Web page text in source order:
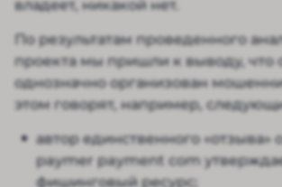
владеет, никакой нет.
По результатам проведенного
проекта мы пришли к выводу, что
однозначно организован
этом говорят, например,
автор единственного «отзыва»
paymer payment com
фишинговый ресурс;